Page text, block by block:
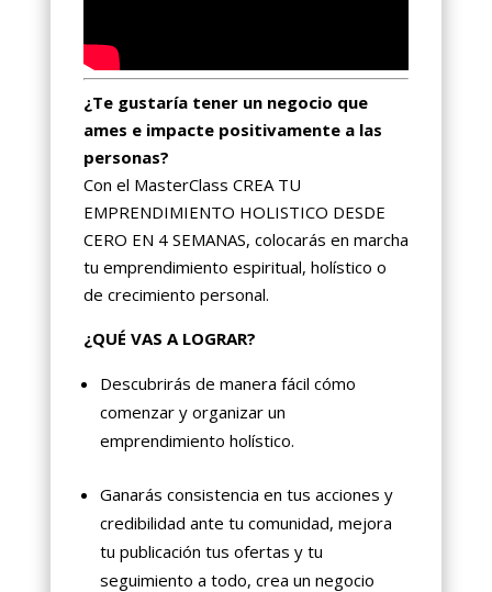
¿Te gustaría tener un negocio que
ames e impacte positivamente a las
personas?
Con el MasterClass CREA TU
EMPRENDIMIENTO HOLISTICO DESDE
CERO EN 4 SEMANAS, colocarás en marcha
tu emprendimiento espiritual, holístico o
de crecimiento personal.
¿QUÉ VAS A LOGRAR?
Descubrirás de manera fácil cómo
comenzar y organizar un
emprendimiento holístico.
Ganarás consistencia en tus acciones y
credibilidad ante tu comunidad, mejora
tu publicación tus ofertas y tu
seguimiento a todo, crea un negocio